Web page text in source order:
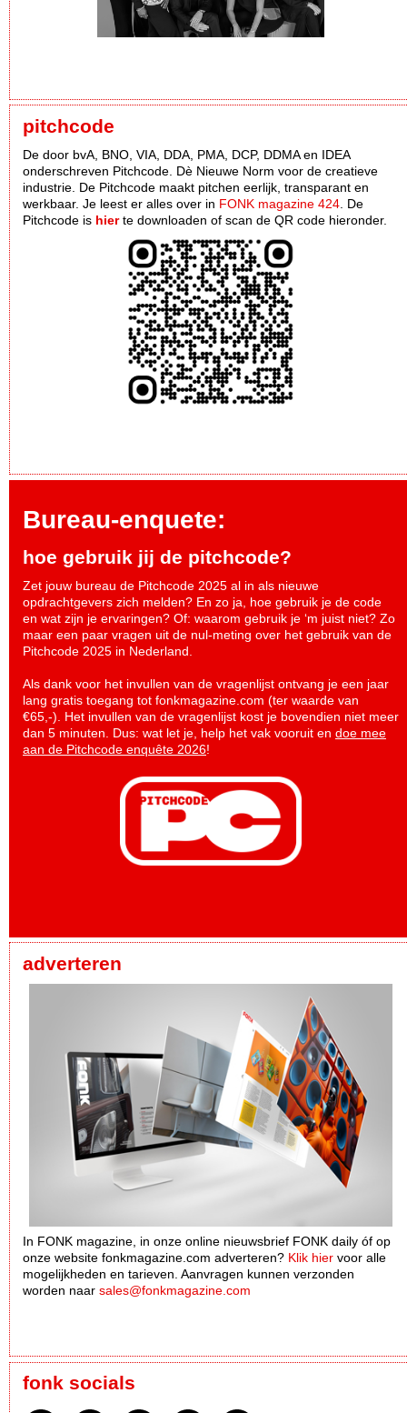
pitchcode
De door bvA, BNO, VIA, DDA, PMA, DCP, DDMA en IDEA
onderschreven Pitchcode. Dè Nieuwe Norm voor de creatieve
industrie. De Pitchcode maakt pitchen eerlijk, transparant en
werkbaar. Je leest er alles over in FONK magazine 424 . De
Pitchcode is hierte downloaden of scan de QR code hieronder.
Bureau-enquete:
hoe gebruik jij de pitchcode?
Zet jouw bureau de Pitchcode 2025 al in als nieuwe
opdrachtgevers zich melden? En zo ja, hoe gebruik je de code
en wat zijn je ervaringen? Of: waarom gebruik je ‘m juist niet? Zo
maar een paar vragen uit de nul-meting over het gebruik van de
Pitchcode 2025 in Nederland.
Als dank voor het invullen van de vragenlijst ontvang je een jaar
lang gratis toegang tot fonkmagazine.com (ter waarde van
€65,-). Het invullen van de vragenlijst kost je bovendien niet meer
dan 5 minuten. Dus: wat let je, help het vak vooruit en doe mee
aan de Pitchcode enquête 2026!
adverteren
In FONK magazine, in onze online nieuwsbrief FONK daily óf op
onze website fonkmagazine.com adverteren? Klik hier voor alle
mogelijkheden en tarieven. Aanvragen kunnen verzonden
worden naar sales@fonkmagazine.com
fonk socials